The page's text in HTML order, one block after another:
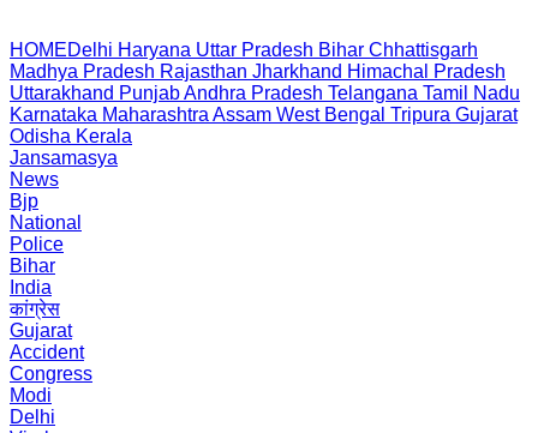
HOMEDelhi Haryana Uttar Pradesh Bihar Chhattisgarh
Madhya Pradesh Rajasthan Jharkhand Himachal Pradesh
Uttarakhand PunjabAndhra Pradesh Telangana Tamil Nadu
Karnataka Maharashtra Assam West Bengal Tripura Gujarat
Odisha Kerala
Jansamasya
News
Bjp
National
Police
Bihar
India
कांग्रेस
Gujarat
Accident
Congress
Modi
Delhi